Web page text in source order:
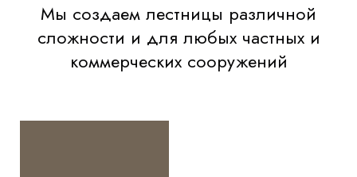
Мы создаем лестницы различной
сложности и для любых частных и
коммерческих сооружений